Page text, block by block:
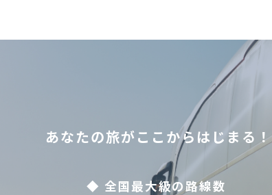
あなたの旅がここからはじまる！
◆ 全国最大級の路線数